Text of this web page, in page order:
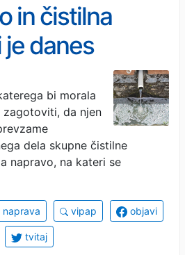
in čistilna
je danes
bi morala
zagotoviti, da njen
dela skupne čistilne
napravo, na kateri se
naprava vipap objavi
tvitaj